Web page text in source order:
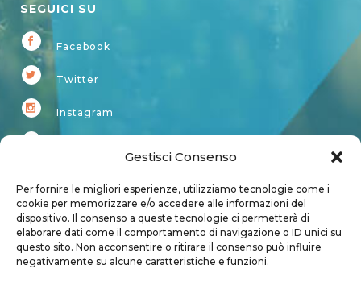
Gestisci Consenso
Per fornire le migliori esperienze, utilizziamo tecnologie come i
cookie per memorizzare e/o accedere alle informazioni del
dispositivo. Il consenso a queste tecnologie ci permetterà di
elaborare dati come il comportamento di navigazione o ID unici su
questo sito. Non acconsentire o ritirare il consenso può influire
negativamente su alcune caratteristiche e funzioni.
SEGUICI SU
Facebook
Twitter
Instagram
Account
Login